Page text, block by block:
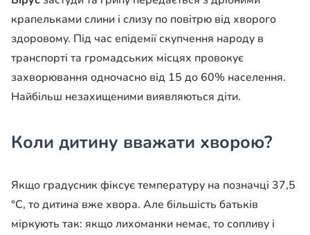
крапельками слини і слизу по повітрю від хворого
здоровому. Під час епідемії скупчення народу в
транспорті та громадських місцях провокує
захворювання одночасно від 15 до 60% населення.
Найбільш незахищеними виявляються діти.
Коли дитину вважати хворою?
Якщо градусник фіксує температуру на позначці 37,5
°С, то дитина вже хвора. Але більшість батьків
міркують так: якщо лихоманки немає, то сопливу і